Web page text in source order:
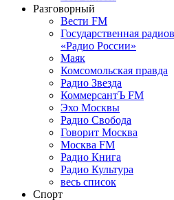
Разговорный
Вести FM
Государственная
«Радио России»
Маяк
Комсомольская правда
Радио Звезда
КоммерсантЪ FM
Эхо Москвы
Радио Свобода
Говорит Москва
Москва FM
Радио Книга
Радио Культура
весь список
Спорт